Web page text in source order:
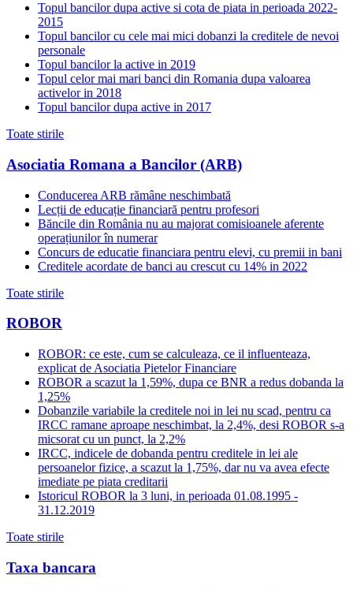
Topul bancilor dupa active si cota de piata in perioada 2022-
2015
Topul bancilor cu cele mai mici dobanzi la creditele de nevoi
personale
Topul bancilor la active in 2019
Topul celor mai mari banci din Romania dupa valoarea
activelor in 2018
Topul bancilor dupa active in 2017
Toate stirile
Asociatia Romana a Bancilor (ARB)
Conducerea ARB rămâne neschimbată
Lecții de educație financiară pentru profesori
Băncile din România nu au majorat comisioanele aferente
operațiunilor în numerar
Concurs de educatie financiara pentru elevi, cu premii in bani
Creditele acordate de banci au crescut cu 14% in 2022
Toate stirile
ROBOR
ROBOR: ce este, cum se calculeaza, ce il influenteaza,
explicat de Asociatia Pietelor Financiare
ROBOR a scazut la 1,59%, dupa ce BNR a redus dobanda la
1,25%
Dobanzile variabile la creditele noi in lei nu scad, pentru ca
IRCC ramane aproape neschimbat, la 2,4%, desi ROBOR s-a
micsorat cu un punct, la 2,2%
IRCC, indicele de dobanda pentru creditele in lei ale
persoanelor fizice, a scazut la 1,75%, dar nu va avea efecte
imediate pe piata creditarii
Istoricul ROBOR la 3 luni, in perioada 01.08.1995 -
31.12.2019
Toate stirile
Taxa bancara